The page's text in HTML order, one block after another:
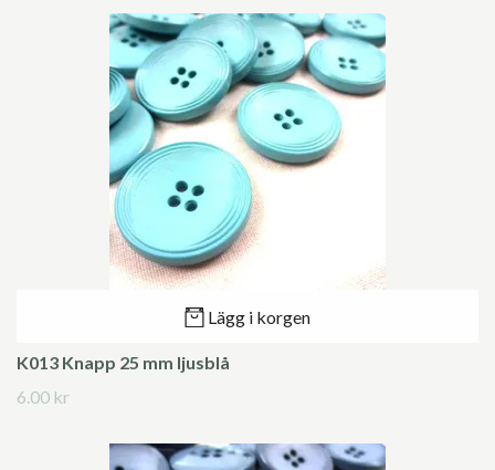
Lägg i korgen
K013 Knapp 25 mm ljusblå
6.00 kr